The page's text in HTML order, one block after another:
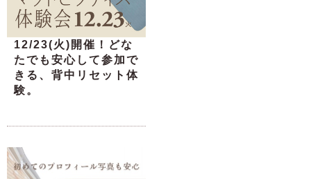
12/23(火)開催！どな
たでも安心して参加で
きる、背中リセット体
験。